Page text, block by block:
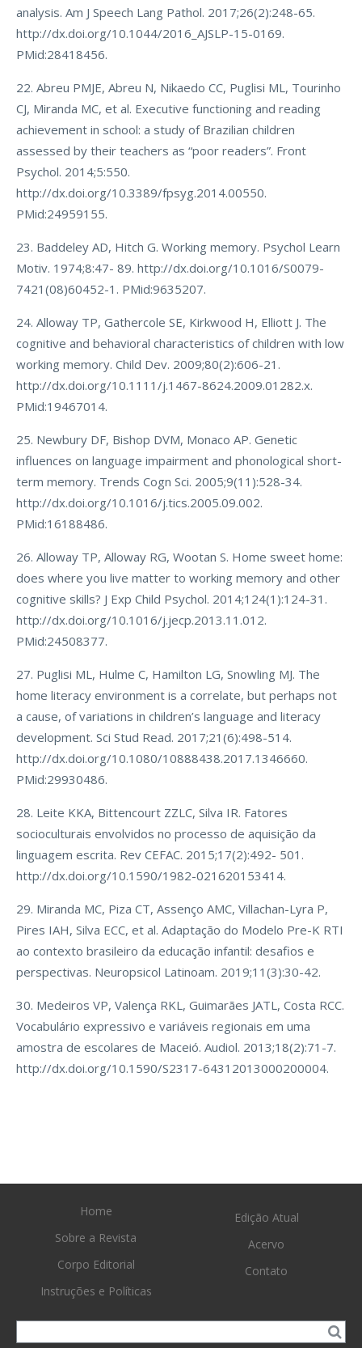
analysis. Am J Speech Lang Pathol. 2017;26(2):248-65.
http://dx.doi.org/10.1044/2016_AJSLP-15-0169.
PMid:28418456.
22. Abreu PMJE, Abreu N, Nikaedo CC, Puglisi ML, Tourinho
CJ, Miranda MC, et al. Executive functioning and reading
achievement in school: a study of Brazilian children
assessed by their teachers as “poor readers”. Front
Psychol. 2014;5:550.
http://dx.doi.org/10.3389/fpsyg.2014.00550.
PMid:24959155.
23. Baddeley AD, Hitch G. Working memory. Psychol Learn
Motiv. 1974;8:47- 89. http://dx.doi.org/10.1016/S0079-
7421(08)60452-1. PMid:9635207.
24. Alloway TP, Gathercole SE, Kirkwood H, Elliott J. The
cognitive and behavioral characteristics of children with low
working memory. Child Dev. 2009;80(2):606-21.
http://dx.doi.org/10.1111/j.1467-8624.2009.01282.x.
PMid:19467014.
25. Newbury DF, Bishop DVM, Monaco AP. Genetic
influences on language impairment and phonological short-
term memory. Trends Cogn Sci. 2005;9(11):528-34.
http://dx.doi.org/10.1016/j.tics.2005.09.002.
PMid:16188486.
26. Alloway TP, Alloway RG, Wootan S. Home sweet home:
does where you live matter to working memory and other
cognitive skills? J Exp Child Psychol. 2014;124(1):124-31.
http://dx.doi.org/10.1016/j.jecp.2013.11.012.
PMid:24508377.
27. Puglisi ML, Hulme C, Hamilton LG, Snowling MJ. The
home literacy environment is a correlate, but perhaps not
a cause, of variations in children’s language and literacy
development. Sci Stud Read. 2017;21(6):498-514.
http://dx.doi.org/10.1080/10888438.2017.1346660.
PMid:29930486.
28. Leite KKA, Bittencourt ZZLC, Silva IR. Fatores
socioculturais envolvidos no processo de aquisição da
linguagem escrita. Rev CEFAC. 2015;17(2):492- 501.
http://dx.doi.org/10.1590/1982-021620153414.
29. Miranda MC, Piza CT, Assenço AMC, Villachan-Lyra P,
Pires IAH, Silva ECC, et al. Adaptação do Modelo Pre-K RTI
ao contexto brasileiro da educação infantil: desafios e
perspectivas. Neuropsicol Latinoam. 2019;11(3):30-42.
30. Medeiros VP, Valença RKL, Guimarães JATL, Costa RCC.
Vocabulário expressivo e variáveis regionais em uma
amostra de escolares de Maceió. Audiol. 2013;18(2):71-7.
http://dx.doi.org/10.1590/S2317-64312013000200004.
Home
Sobre a Revista
Corpo Editorial
Instruções e Políticas
Edição Atual
Acervo
Contato